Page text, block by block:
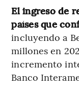
El ingreso de
países que
incluyendo a
millones en
incremento
Banco